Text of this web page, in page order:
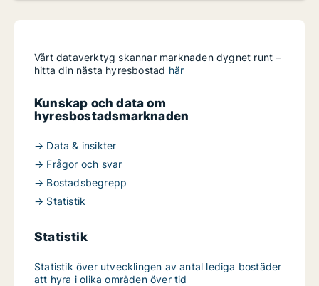
Vårt dataverktyg skannar marknaden dygnet runt –
hitta din nästa hyresbostad här
Kunskap och data om
hyresbostadsmarknaden
→ Data & insikter
→ Frågor och svar
→ Bostadsbegrepp
→ Statistik
Statistik
Statistik över utvecklingen av antal lediga bostäder
att hyra i olika områden över tid